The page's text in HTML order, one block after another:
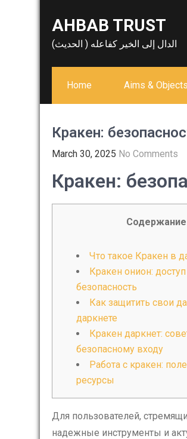
AHBAB TRUST
الدال إلى الخير كفاعله ( الحديث)
Home Aims & Objects
Кракен:
March 30, 2025 No Comments
Кракен:
Содержание
Что такое Кракен в
Кракен онион:
безопасность
Как защитить свои
даркнете
Кракен даркнет:
безопасному входу
Работа с кракен:
ресурсы
Для пользователей,
надежные инструменты и